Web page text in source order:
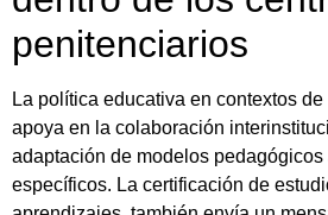
penitenciarios
La política educativa en contextos
apoya en la colaboración
adaptación de modelos pedagógicos
específicos. La certificación de